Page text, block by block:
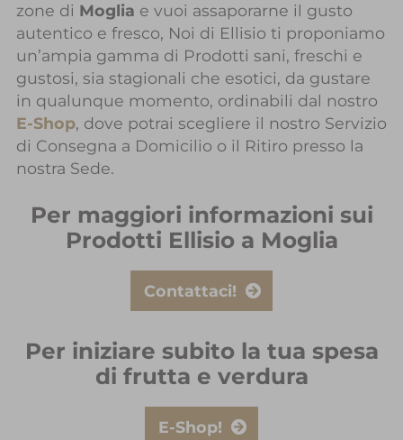
zone di Moglia e vuoi assaporarne il gusto
autentico e fresco, Noi di Ellisio ti proponiamo
un’ampia gamma di Prodotti sani, freschi e
gustosi, sia stagionali che esotici, da gustare
in qualunque momento, ordinabili dal nostro
E-Shop, dove potrai scegliere il nostro Servizio
di Consegna a Domicilio o il Ritiro presso la
nostra Sede.
Per maggiori informazioni sui
Prodotti Ellisio a Moglia
Contattaci!
Per iniziare subito la tua spesa
di frutta e verdura
E-Shop!